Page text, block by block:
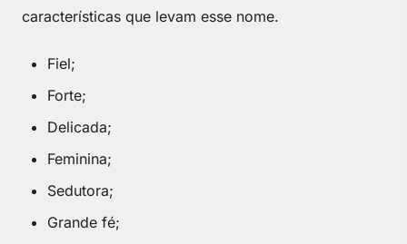
características que levam esse nome.
Fiel;
Forte;
Delicada;
Feminina;
Sedutora;
Grande fé;